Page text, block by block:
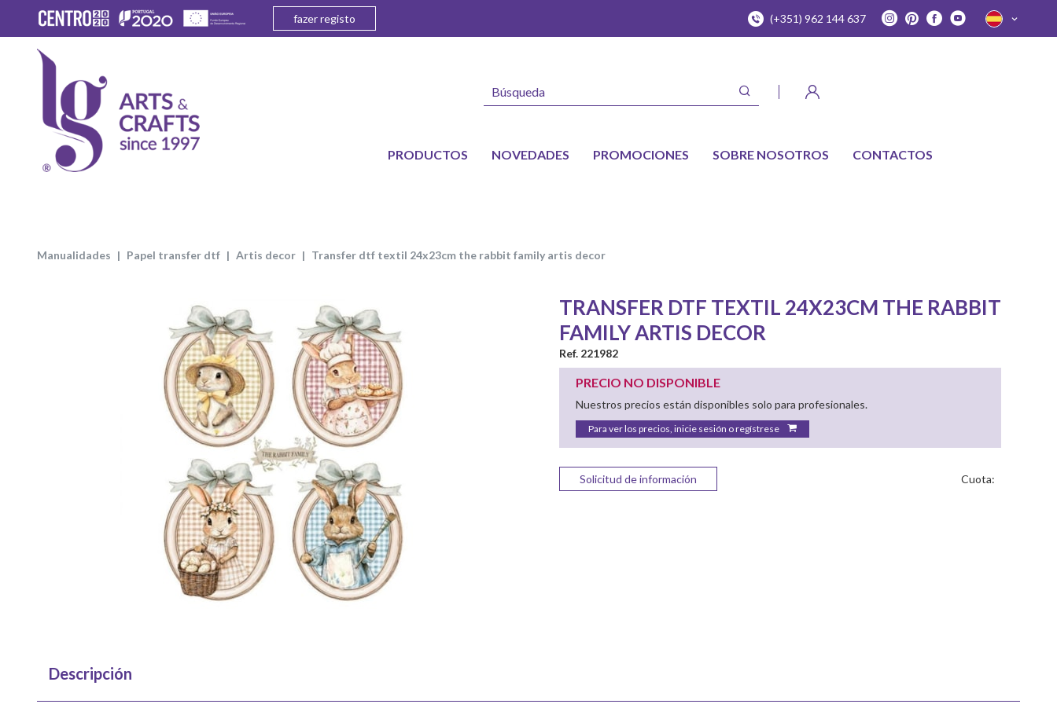
fazer registo (+351) 962 144 637
PRODUCTOS NOVEDADES PROMOCIONES SOBRE NOSOTROS CONTACTOS
manualidades papel transfer dtf artis decor transfer dtf textil 24x23cm the rabbit family artis decor
TRANSFER DTF TEXTIL 24X23CM THE RABBIT
FAMILY ARTIS DECOR
Ref. 221982
PRECIO NO DISPONIBLE
Nuestros precios están disponibles solo para profesionales.
Para ver los precios, inicie sesión o regístrese
Solicitud de información Cuota:
Descripción